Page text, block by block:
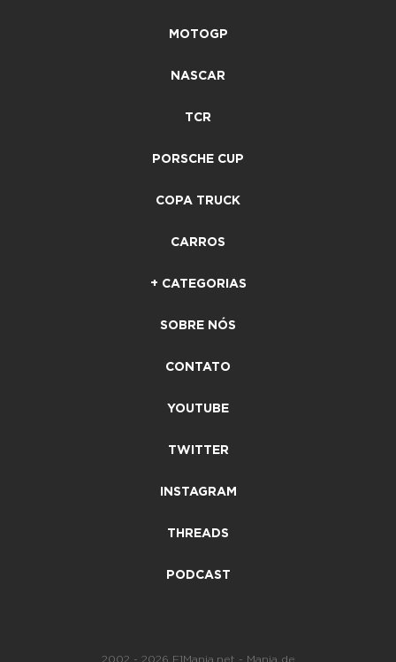
MOTOGP
NASCAR
TCR
PORSCHE CUP
COPA TRUCK
CARROS
+ CATEGORIAS
SOBRE NÓS
CONTATO
YOUTUBE
TWITTER
INSTAGRAM
THREADS
PODCAST
2002 - 2026 F1Mania.net - Mania de